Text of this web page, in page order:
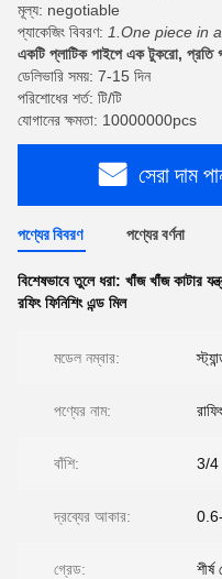
মূল্য: negotiable
প্যাকেজিং বিবরণ: 1.One piece in
একটি প্লাটিক পাইপে এক টুকরো, প্রতি
ডেলিভারি সময়: 7-15 দিন
পরিশোধের শর্ত: টি/টি
যোগানের ক্ষমতা: 10000000pcs
সেরা দাম
পণ্যের বিবরণ পণ্যের বর্ণনা
বিশেষভাবে তুলে ধরা: খাঁজ খাঁজ কাটার
রফিং ফিনিশিং এন্ড মিল
মডেল নম্বার:
পণ্যের নাম:
বাঁশি: 3/4
দ্রব্যের আকার:
গ্রেড: